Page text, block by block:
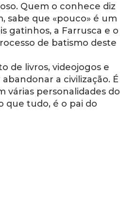
Quem o conhece diz
sabe que «pouco» é um
gatinhos, a Farrusca e o
de batismo deste
de livros, videojogos e
a civilização. É
várias personalidades do
que tudo, é o pai do